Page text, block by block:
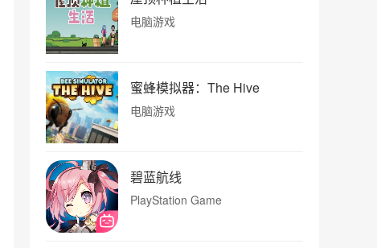
电脑游戏
蜜蜂模拟器：The Hive
电脑游戏
碧蓝航线
PlayStation Game